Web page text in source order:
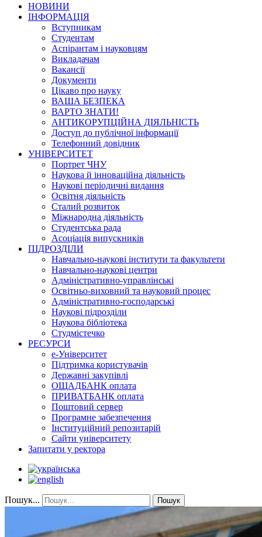
НОВИНИ
ІНФОРМАЦІЯ
Вступникам
Студентам
Аспірантам і науковцям
Викладачам
Вакансії
Документи
Цікаво про науку
ВАША БЕЗПЕКА
ВАРТО ЗНАТИ!
АНТИКОРУПЦІЙНА ДІЯЛЬНІСТЬ
Доступ до публічної інформації
Телефонний довідник
УНІВЕРСИТЕТ
Портрет ЧНУ
Наукова й інноваційна діяльність
Наукові періодичні видання
Освітня діяльність
Сталий розвиток
Міжнародна діяльність
Студентська рада
Асоціація випускників
ПІДРОЗДІЛИ
Навчально-наукові інститути та факультети
Навчально-наукові центри
Адміністративно-управлінські
Освітньо-виховний та науковий процес
Адміністративно-господарські
Наукові підрозділи
Наукова бібліотека
Студмістечко
РЕСУРСИ
е-Університет
Підтримка користувачів
Державні закупівлі
ОЩАДБАНК оплата
ПРИВАТБАНК оплата
Поштовий сервер
Програмне забезпечення
Інституційний репозитарій
Сайти університету
Запитати у ректора
Пошук... Пошук